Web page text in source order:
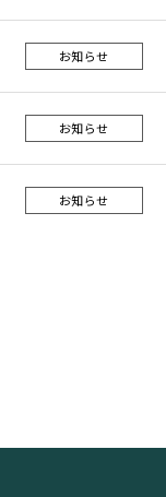
お知らせ
お知らせ
お知らせ